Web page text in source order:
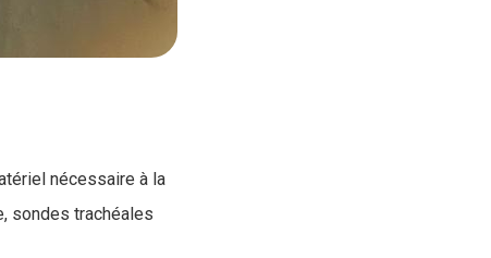
nécessaire à la
sondes trachéales